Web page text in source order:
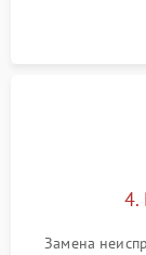
концевика
4.
Замена